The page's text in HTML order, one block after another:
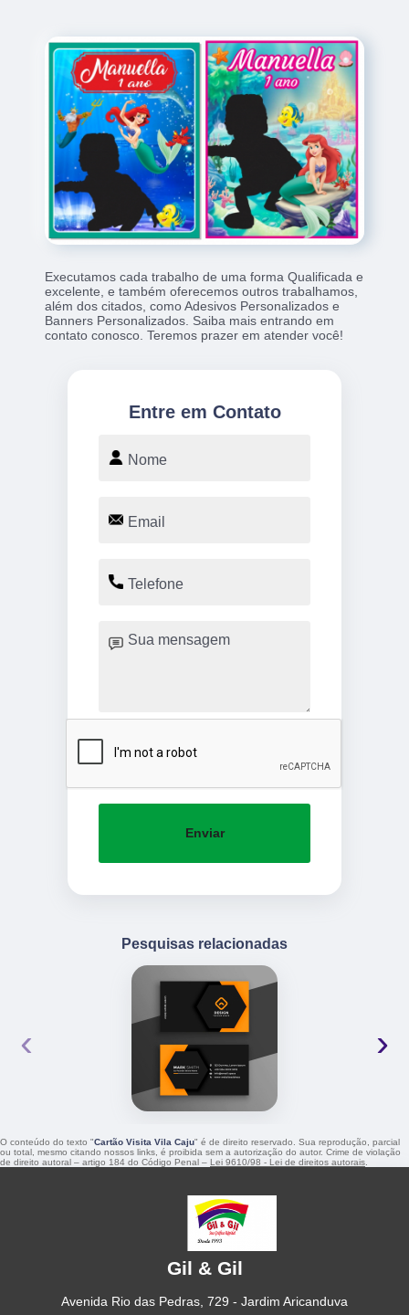
Executamos cada trabalho de uma forma Qualificada e
excelente, e também oferecemos outros trabalhamos,
além dos citados, como Adesivos Personalizados e
Banners Personalizados. Saiba mais entrando em
contato conosco. Teremos prazer em atender você!
Entre em Contato
Enviar
Pesquisas relacionadas
‹ ›
O conteúdo do texto "Cartão Visita Vila Caju" é de direito reservado. Sua reprodução, parcial
ou total, mesmo citando nossos links, é proibida sem a autorização do autor. Crime de violação
de direito autoral – artigo 184 do Código Penal – Lei 9610/98 - Lei de direitos autorais.
Gil & Gil
Avenida Rio das Pedras, 729 - Jardim Aricanduva